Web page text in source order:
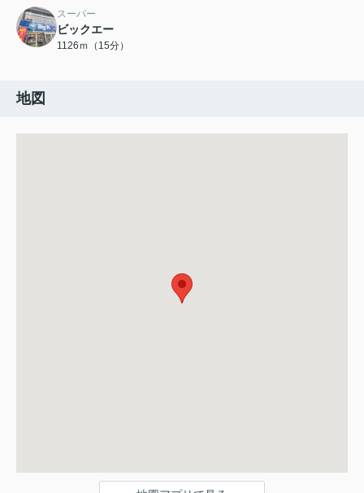
スーパー
ビックエー
1126ｍ（15分）
地図